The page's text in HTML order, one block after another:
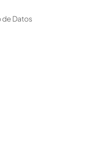
de Datos